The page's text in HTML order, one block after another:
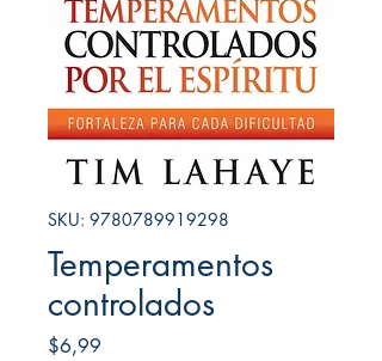
SKU: 9780789919298
Temperamentos
controlados
$6,99